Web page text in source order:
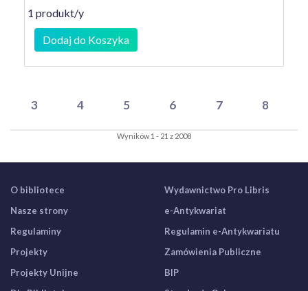
1 produkt/y
Dodaj do Koszyka
3 4 5 6 7 8
Wyników 1 - 21 z 2008
O bibliotece
Nasze strony
Regulaminy
Projekty
Projekty Unijne
Wydawnictwo Pro Libris
e-Antykwariat
Regulamin e-Antykwariatu
Zamówienia Publiczne
BIP